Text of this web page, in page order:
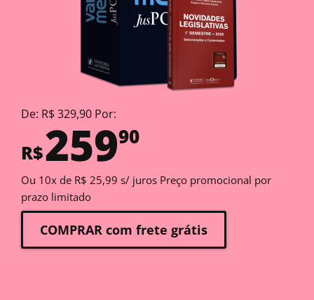
De: R$ 329,90 Por:
R$25990
Ou 10x de R$ 25,99 s/ juros Preço promocional por
prazo limitado
COMPRAR com frete grátis